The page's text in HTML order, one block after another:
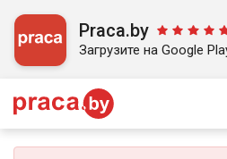
Praca.by
Загрузите на Google